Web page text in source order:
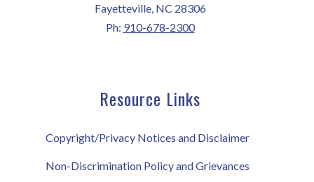
Fayetteville, NC 28306
Ph: 910-678-2300
Resource Links
Copyright/Privacy Notices and Disclaimer
Non-Discrimination Policy and Grievances